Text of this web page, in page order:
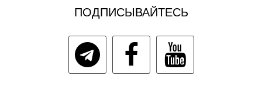
ПОДПИСЫВАЙТЕСЬ